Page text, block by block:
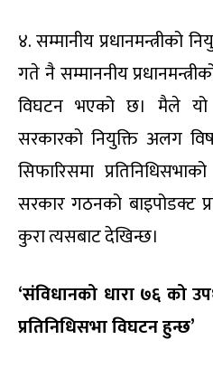
४. सम्मानीय प्रधानमन्त्रीको
गते नै सम्माननीय
विघटन भएको छ। मैले यो
सरकारको नियुक्ति अलग
सिफारिसमा
सरकार गठनको बाइपोडक्ट
कुरा त्यसबाट देखिन्छ।
‘संविधानको धारा ७६ को
प्रतिनिधिसभा विघटन हुन्छ’